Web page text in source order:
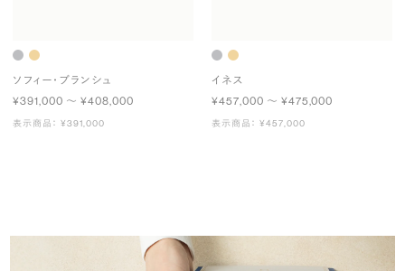
ソフィー・ブランシュ
¥391,000 〜 ¥408,000
表示商品： ¥391,000
イネス
¥457,000 〜 ¥475,000
表示商品： ¥457,000